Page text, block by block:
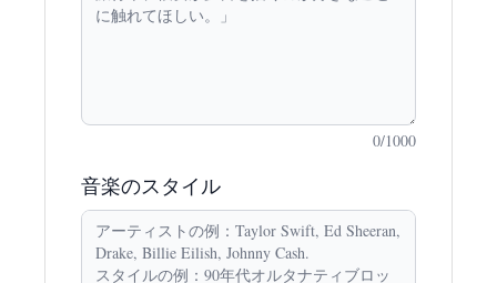
0/1000
音楽のスタイル